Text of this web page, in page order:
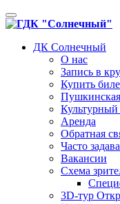
Toggle
navigation
ДК Солнечный
О нас
Запись в
Купить
Пушкинская
Культурный
Аренда
Обратная
Часто
Вакансии
Схема
3D-тур